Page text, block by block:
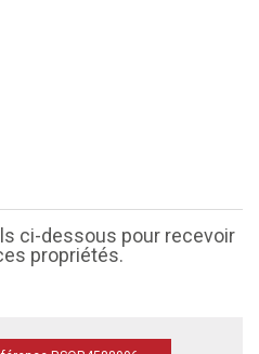
ci-dessous pour recevoir
propriétés.